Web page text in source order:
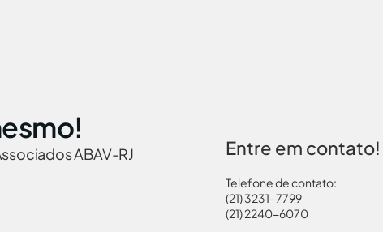
ABAV-RJ Entre em contato!
Telefone de contato:
(21) 3231-7799
(21) 2240-6070